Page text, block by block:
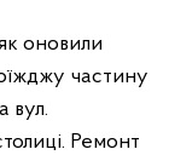
оновили
частину
вул.
Ремонт